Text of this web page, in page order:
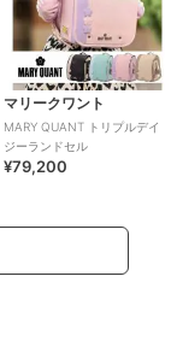
マリークワント
MARY QUANT トリプルデイ
ジーランドセル
¥79,200